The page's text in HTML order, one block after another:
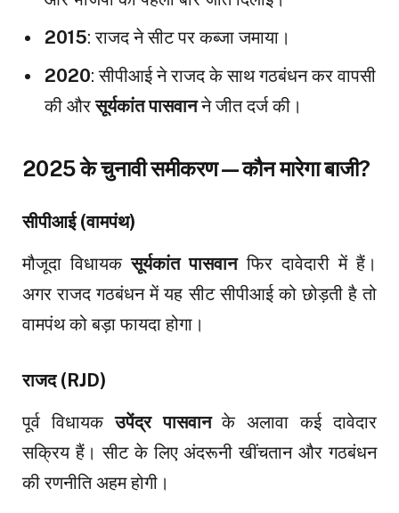
2015: राजद ने सीट पर कब्जा जमाया।
2020: सीपीआई ने राजद के साथ गठबंधन कर वापसी
की औरसूर्यकांत पासवानने जीत दर्ज की।
2025 के चुनावी समीकरण—कौन मारेगा बाजी?
सीपीआई (वामपंथ)
मौजूदा विधायकसूर्यकांत पासवानफिर दावेदारी में हैं।
अगर राजद गठबंधन में यह सीट सीपीआई को छोड़ती है तो
वामपंथ को बड़ा फायदा होगा।
राजद (RJD)
पूर्व विधायकउपेंद्र पासवानके अलावा कई दावेदार
सक्रिय हैं। सीट के लिए अंदरूनी खींचतान और गठबंधन
की रणनीति अहम होगी।